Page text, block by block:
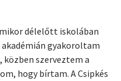
délelőtt iskolában
gyakoroltam
közben szerveztem a
hogy bírtam. A Csipkés